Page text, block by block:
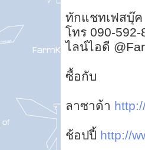
ทักแชทเฟสบุ๊ค
โทร 090-592-
ไลน์ไอดี
ซื้อกับ
ลาซาด้า
ช้อปปี้ http://